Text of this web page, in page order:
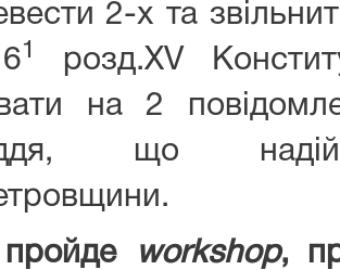
2-х та
1
розд.XV
на 2
що
workshop,